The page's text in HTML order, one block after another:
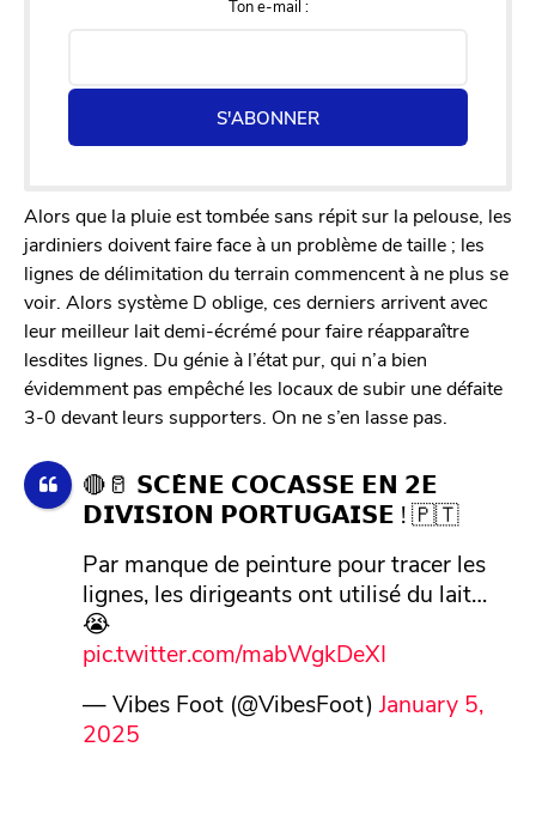
Ton e-mail :
S'ABONNER
Alors que la pluie est tombée sans répit sur la pelouse, les
jardiniers doivent faire face à un problème de taille ; les
lignes de délimitation du terrain commencent à ne plus se
voir. Alors système D oblige, ces derniers arrivent avec
leur meilleur lait demi-écrémé pour faire réapparaître
lesdites lignes. Du génie à l’état pur, qui n’a bien
évidemment pas empêché les locaux de subir une défaite
3-0 devant leurs supporters. On ne s’en lasse pas.
🔴🥛 𝗦𝗖𝗘̀𝗡𝗘 𝗖𝗢𝗖𝗔𝗦𝗦𝗘 𝗘𝗡 𝟮𝗘
𝗗𝗜𝗩𝗜𝗦𝗜𝗢𝗡 𝗣𝗢𝗥𝗧𝗨𝗚𝗔𝗜𝗦𝗘 ! 🇵🇹
Par manque de peinture pour tracer les
lignes, les dirigeants ont utilisé du lait…
😭
pic.twitter.com/mabWgkDeXI
— Vibes Foot (@VibesFoot) January 5,
2025